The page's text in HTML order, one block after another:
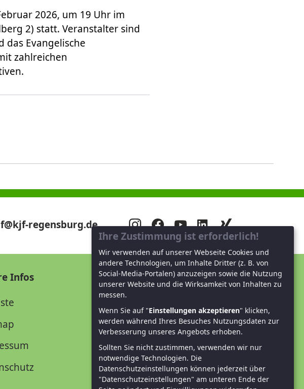
2026, um 19 Uhr im
2) statt. Veranstalter sind
Evangelische
zahlreichen
regensburg.de
Infos
Unterstützen Sie uns!
Spenden und helfen
Ihre Zustimmung ist erforderlich!
Wir verwenden auf unserer Webseite Cookies und
andere Technologien, um Inhalte Dritter (z. B. von
Social-Media-Portalen) anzuzeigen sowie die Nutzung
unserer Website und die Wirksamkeit von Inhalten zu
messen.
Wenn Sie auf "Einstellungen akzeptieren" klicken,
werden während Ihres Besuches Nutzungsdaten zur
Verbesserung unseres Angebots erhoben.
Sollten Sie nicht zustimmen, verwenden wir nur
notwendige Technologien. Die
Datenschutzeinstellungen können jederzeit über
"Datenschutzeinstellungen" am unteren Ende der